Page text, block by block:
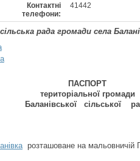
Контактні
телефони:
41442
сільська рада громади села
ПАСПОРТ
територіальної громади
Баланівської сільської
розташоване на мальовничій